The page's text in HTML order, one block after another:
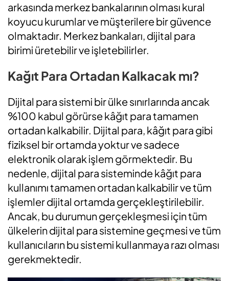
arkasında merkez bankalarının olması kural
koyucu kurumlar ve müşterilere bir güvence
olmaktadır. Merkez bankaları, dijital para
birimi üretebilir ve işletebilirler.
Kağıt Para Ortadan Kalkacak mı?
Dijital para sistemi bir ülke sınırlarında ancak
%100 kabul görürse kâğıt para tamamen
ortadan kalkabilir. Dijital para, kâğıt para gibi
fiziksel bir ortamda yoktur ve sadece
elektronik olarak işlem görmektedir. Bu
nedenle, dijital para sisteminde kâğıt para
kullanımı tamamen ortadan kalkabilir ve tüm
işlemler dijital ortamda gerçekleştirilebilir.
Ancak, bu durumun gerçekleşmesi için tüm
ülkelerin dijital para sistemine geçmesi ve tüm
kullanıcıların bu sistemi kullanmaya razı olması
gerekmektedir.